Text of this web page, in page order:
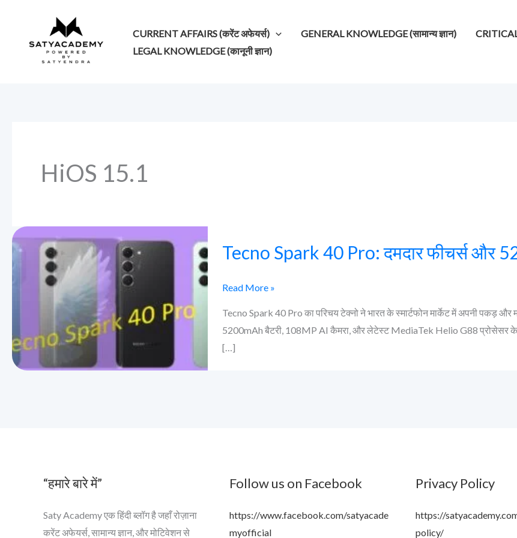
content
CURRENT AFFAIRS (करेंट अफेयर्स) GENERAL KNOWLEDGE (सामान्य ज्ञान) CRITICAL
LEGAL KNOWLEDGE (कानूनी ज्ञान)
HiOS 15.1
Tecno Spark 40 Pro: दमदार फीचर्स और
Spark
Pro:
5200mAh
Read More »
Tecno Spark 40 Pro का परिचय टेक्नो ने भारत के स्मार्टफोन मार्केट में अपनी पकड़
5200mAh बैटरी, 108MP AI कैमरा, और लेटेस्ट MediaTek Helio G88 प्रोसेसर
[…]
“हमारे बारे में”
Saty Academy एक हिंदी ब्लॉग है जहाँ रोज़ाना
करेंट अफेयर्स, सामान्य ज्ञान, और मोटिवेशन से
Follow us on Facebook
https://www.facebook.com/satyacade
myofficial
Privacy Policy
https://
policy/